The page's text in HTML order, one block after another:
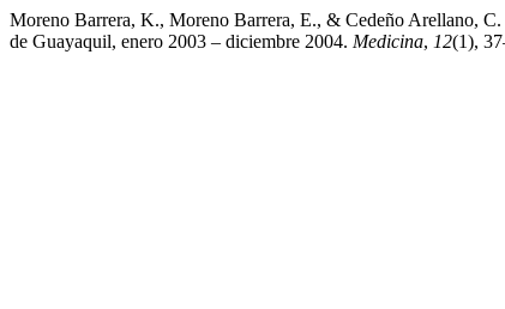
Moreno Barrera, K., Moreno Barrera, E., & Cedeño Arellano,
de Guayaquil, enero 2003 – diciembre 2004. Medicina, 12(1),